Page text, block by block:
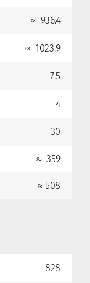
≈ 936.4
≈ 1023.9
7.5
4
30
≈ 359
≈ 508
828